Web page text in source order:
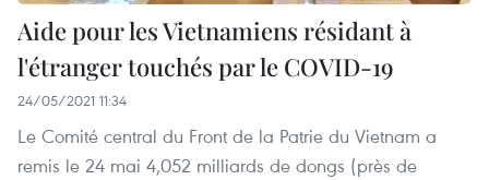
Aide pour les Vietnamiens résidant à
l'étranger touchés par le COVID-19
24/05/2021 11:34
Le Comité central du Front de la Patrie du Vietnam a
remis le 24 mai 4,052 milliards de dongs (près de